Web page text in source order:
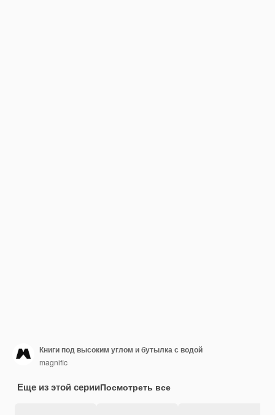
Книги под высоким углом и бутылка с водой
magnific
Еще из этой серииПосмотреть все